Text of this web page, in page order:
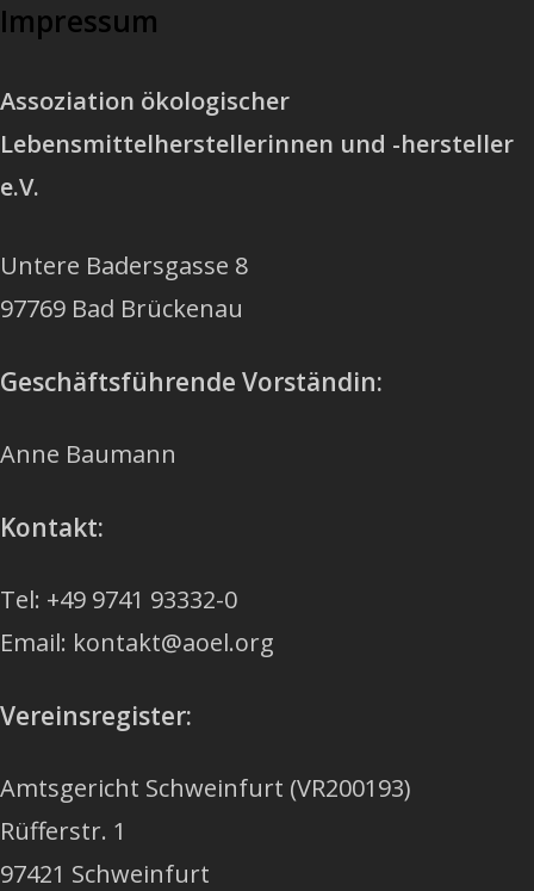
Impressum
Assoziation ökologischer
Lebensmittelherstellerinnen und -hersteller
e.V.
Untere Badersgasse 8
97769 Bad Brückenau
Geschäftsführende Vorständin:
Anne Baumann
Kontakt:
Tel: +49 9741 93332-0
Email: kontakt@aoel.org
Vereinsregister:
Amtsgericht Schweinfurt (VR200193)
Rüfferstr. 1
97421 Schweinfurt